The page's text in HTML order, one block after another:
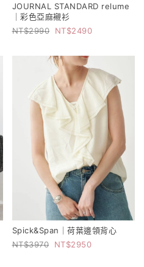
JOURNAL STANDARD relume
｜彩色亞麻襯衫
2990
2490
Spick&Span｜荷葉邊領背心
3970
2950